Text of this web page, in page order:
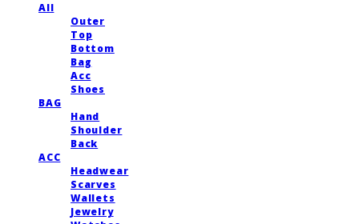
All
Outer
Top
Bottom
Bag
Acc
Shoes
BAG
Hand
Shoulder
Back
ACC
Headwear
Scarves
Wallets
Jewelry